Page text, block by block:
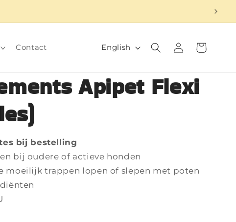
Contact
L
n
g
e
English
Log
in
Cart
Apipet Flexi
bij bestelling
bij oudere of actieve honden
moeilijk trappen lopen of slepen met poten